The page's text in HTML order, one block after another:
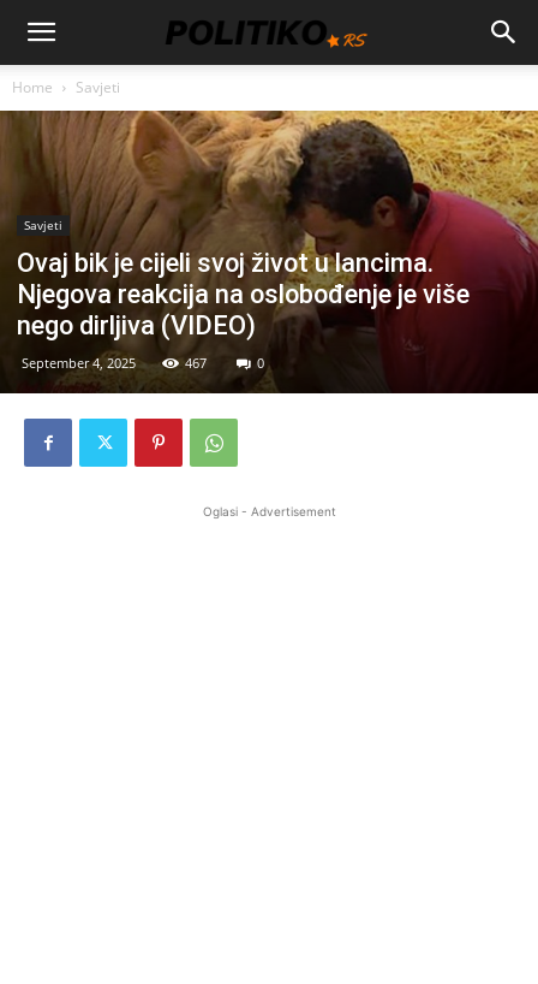
Home Savjeti
Savjeti
Ovaj bik je cijeli svoj život u lancima.
Njegova reakcija na oslobođenje je više
nego dirljiva (VIDEO)
September 4, 2025 467 0
Oglasi - Advertisement